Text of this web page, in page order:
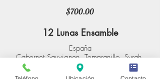
$700.00
12 Lunas Ensamble
España
Cabernet Sauvignon, Tempranillo, Syrah,
Merlot
Botella 750ml.